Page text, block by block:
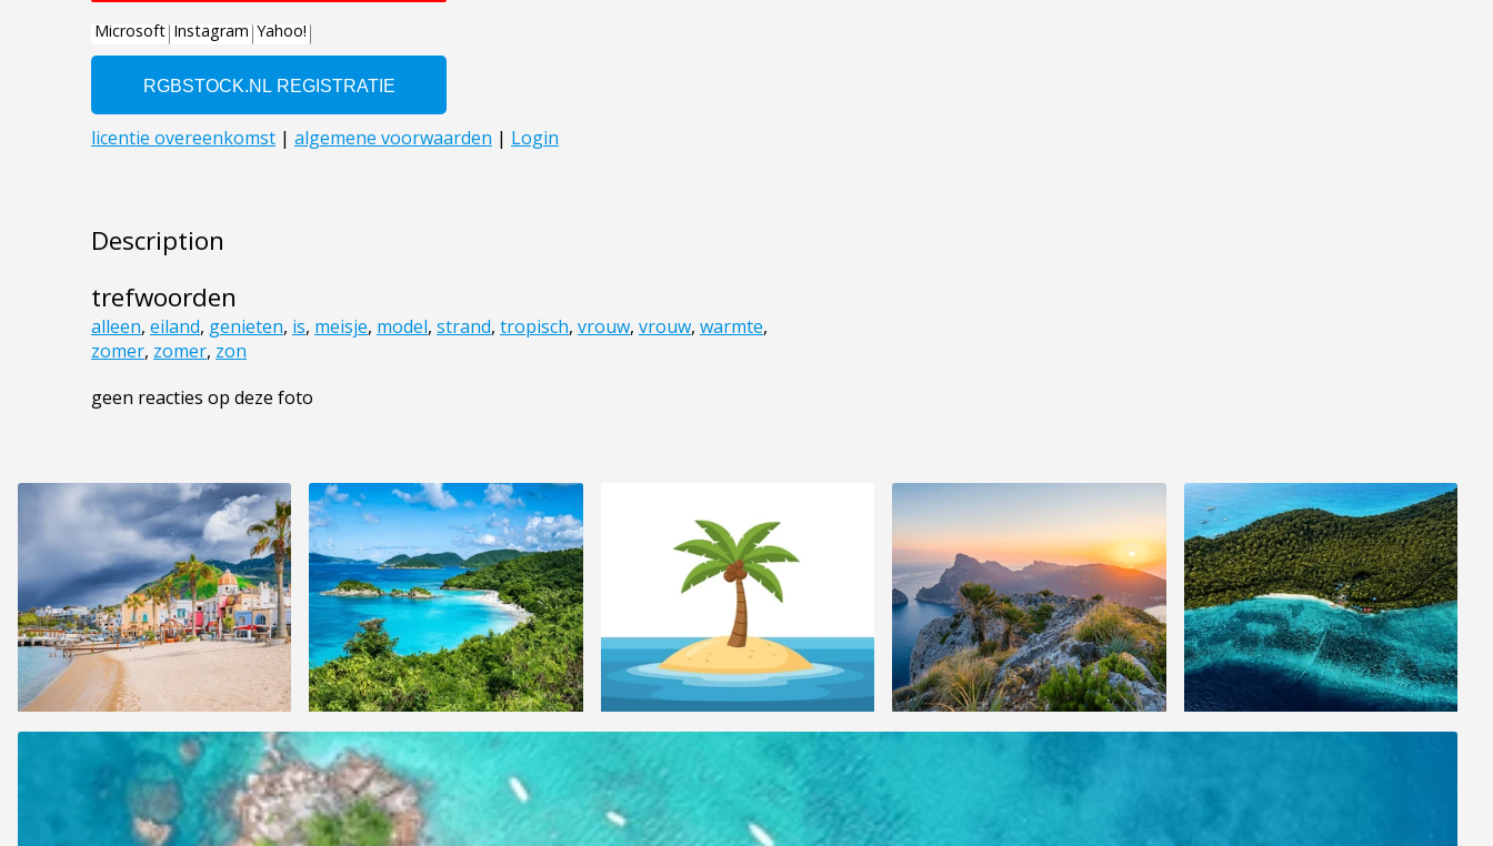
Description
trefwoorden
alleen, eiland, genieten, is, meisje, model, strand, tropisch, vrouw, vrouw, warmte,
zomer, zomer, zon
geen reacties op deze foto